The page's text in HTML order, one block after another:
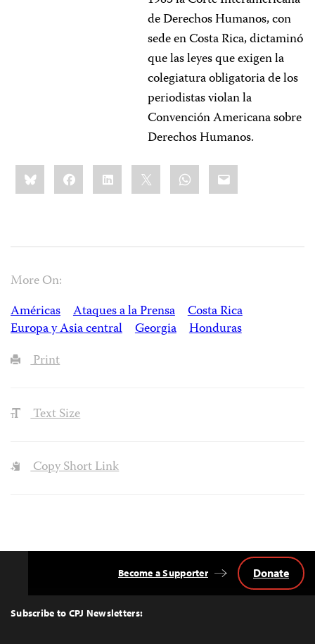
de Derechos Humanos, con
sede en Costa Rica, dictaminó
que las leyes que exigen la
colegiatura obligatoria de los
periodistas violan la
Convención Americana sobre
Derechos Humanos.
Share
this:BlueskyFacebookLinkedIn WhatsApp
Email
More On:
Américas
Ataques a la Prensa
Costa Rica
Europa y Asia central
Georgia
Honduras
Print
Text Size
Copy Short Link
Top
Subscribe to CPJ Newsletters:
Become a Supporter Donate